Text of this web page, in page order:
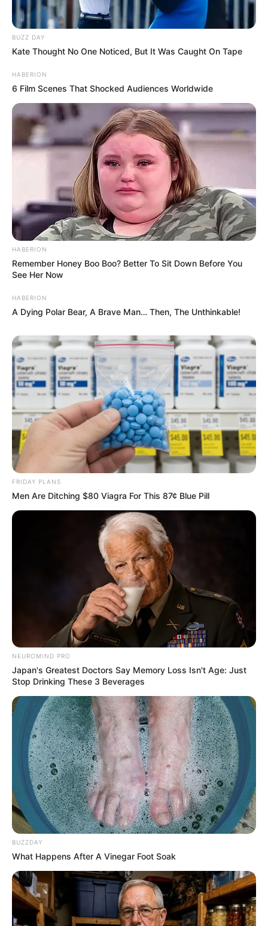
BUZZ DAY
Kate Thought No One Noticed, But It Was Caught On Tape
HABERION
6 Film Scenes That Shocked Audiences Worldwide
HABERION
Remember Honey Boo Boo? Better To Sit Down Before You
See Her Now
HABERION
A Dying Polar Bear, A Brave Man… Then, The Unthinkable!
FRIDAY PLANS
Men Are Ditching $80 Viagra For This 87¢ Blue Pill
NEUROMIND PRO
Japan's Greatest Doctors Say Memory Loss Isn't Age: Just
Stop Drinking These 3 Beverages
BUZZDAY
What Happens After A Vinegar Foot Soak